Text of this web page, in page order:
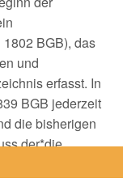
BGB), das
und
erfasst. In
BGB jederzeit
die bisherigen
der*die
Bericht